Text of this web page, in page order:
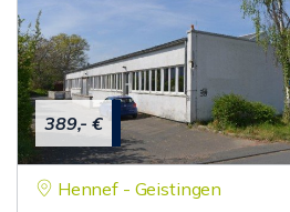
389,- €
Hennef - Geistingen